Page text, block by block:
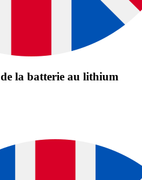
la batterie au lithium